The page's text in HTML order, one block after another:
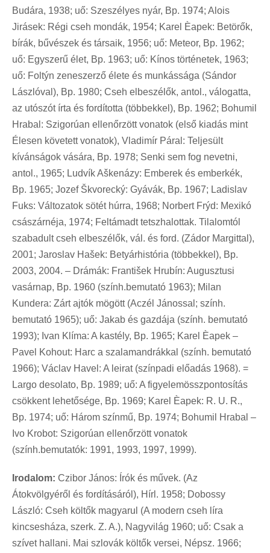
Budára, 1938; uő: Szeszélyes nyár, Bp. 1974; Alois
Jirásek: Régi cseh mondák, 1954; Karel Èapek: Betörők,
bírák, bűvészek és társaik, 1956; uő: Meteor, Bp. 1962;
uő: Egyszerű élet, Bp. 1963; uő: Kínos történetek, 1963;
uő: Foltýn zeneszerző élete és munkássága (Sándor
Lászlóval), Bp. 1980; Cseh elbeszélők, antol., válogatta,
az utószót írta és fordította (többekkel), Bp. 1962; Bohumil
Hrabal: Szigorúan ellenőrzött vonatok (első kiadás mint
Élesen követett vonatok), Vladimír Páral: Teljesült
kívánságok vására, Bp. 1978; Senki sem fog nevetni,
antol., 1965; Ludvík Aškenázy: Emberek és emberkék,
Bp. 1965; Jozef Škvorecký: Gyávák, Bp. 1967; Ladislav
Fuks: Változatok sötét húrra, 1968; Norbert Frýd: Mexikó
császárnéja, 1974; Feltámadt tetszhalottak. Tilalomtól
szabadult cseh elbeszélők, vál. és ford. (Zádor Margittal),
2001; Jaroslav Hašek: Betyárhistória (többekkel), Bp.
2003, 2004. – Drámák: František Hrubín: Augusztusi
vasárnap, Bp. 1960 (szính.bemutató 1963); Milan
Kundera: Zárt ajtók mögött (Aczél Jánossal; szính.
bemutató 1965); uő: Jakab és gazdája (szính. bemutató
1993); Ivan Klíma: A kastély, Bp. 1965; Karel Èapek –
Pavel Kohout: Harc a szalamandrákkal (szính. bemutató
1966); Václav Havel: A leirat (színpadi előadás 1968). =
Largo desolato, Bp. 1989; uő: A figyelemösszpontosítás
csökkent lehetősége, Bp. 1969; Karel Èapek: R. U. R.,
Bp. 1974; uő: Három színmű, Bp. 1974; Bohumil Hrabal –
Ivo Krobot: Szigorúan ellenőrzött vonatok
(szính.bemutatók: 1991, 1993, 1997, 1999).
Irodalom: Czibor János: Írók és művek. (Az
Átokvölgyéről és fordításáról), Hírl. 1958; Dobossy
László: Cseh költők magyarul (A modern cseh líra
kincsesháza, szerk. Z. A.), Nagyvilág 1960; uő: Csak a
szívet hallani. Mai szlovák költők versei, Népsz. 1966;